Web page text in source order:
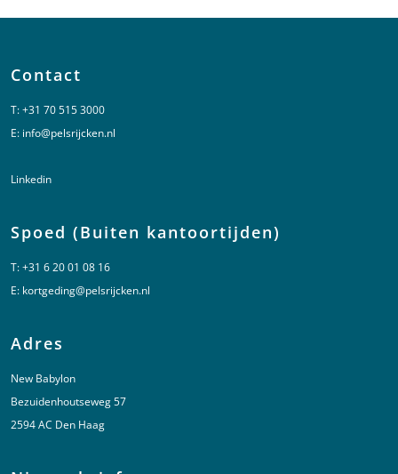
Contact
T:+31 70 515 3000
E: info@pelsrijcken.nl
Linkedin
Spoed (Buiten kantoortijden)
T:+31 6 20 01 08 16
E: kortgeding@pelsrijcken.nl
Adres
New Babylon
Bezuidenhoutseweg 57
2594 AC Den Haag